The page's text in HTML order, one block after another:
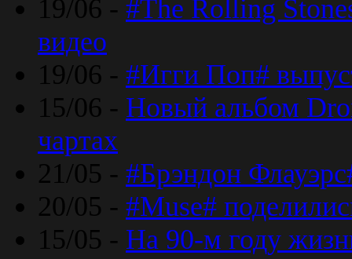
19/06 - #The Rolling
видео
19/06 - #Игги Поп#
15/06 - Новый альбом
чартах
21/05 - #Брэндон
20/05 - #Muse#
15/05 - На 90-м году